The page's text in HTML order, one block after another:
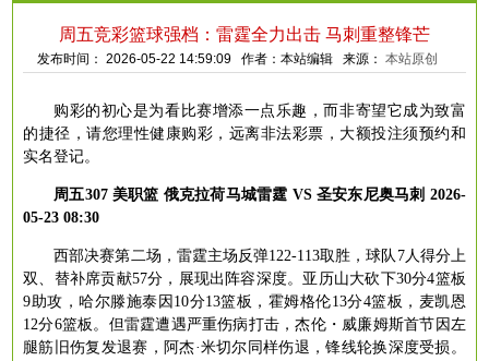
周五竞彩篮球强档：雷霆全力出击 马刺重整锋芒
发布时间： 2026-05-22 14:59:09 作者：本站编辑 来源：本站原创
购彩的初心是为看比赛增添一点乐趣，而非寄望它成为致富
的捷径，请您理性健康购彩，远离非法彩票，大额投注须预约和
实名登记。
周五307 美职篮 俄克拉荷马城雷霆 VS 圣安东尼奥马刺 2026-
05-23 08:30
西部决赛第二场，雷霆主场反弹122-113取胜，球队7人得分上
双、替补席贡献57分，展现出阵容深度。亚历山大砍下30分4篮板
9助攻，哈尔滕施泰因10分13篮板，霍姆格伦13分4篮板，麦凯恩
12分6篮板。但雷霆遭遇严重伤病打击，杰伦・威廉姆斯首节因左
腿筋旧伤复发退赛，阿杰·米切尔同样伤退，锋线轮换深度受损。